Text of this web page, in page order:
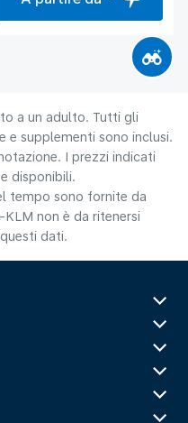
a un adulto. Tutti gli
e supplementi sono inclusi.
I prezzi indicati
disponibili.
tempo sono fornite da
non è da ritenersi
dati.